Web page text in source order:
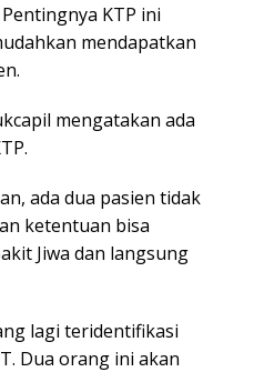
KTP ini
mendapatkan
mengatakan ada
ada dua pasien tidak
ketentuan bisa
Jiwa dan langsung
lagi teridentifikasi
Dua orang ini akan